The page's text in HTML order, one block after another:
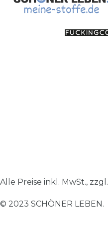
Alle Preise inkl. MwSt., zzgl.
© 2023 SCHÖNER LEBEN.